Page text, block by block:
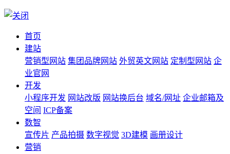
首页
建站
营销型网站 集团品牌网站 外贸英文网站 定制型网站 企
业官网
开发
小程序开发 网站改版 网站换后台 域名/网址 企业邮箱及
空间 ICP备案
数智
宣传片 产品拍摄 数字视觉 3D建模 画册设计
营销